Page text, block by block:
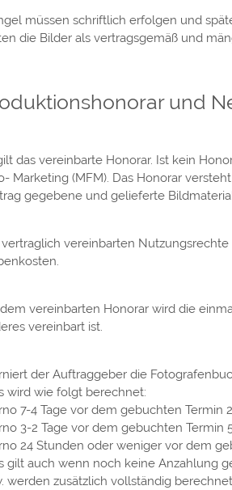
müssen schriftlich erfolgen und
die Bilder als vertragsgemäß und
und
das vereinbarte Honorar. Ist kein
Marketing (MFM). Das Honorar
gegebene und gelieferte
vertraglich vereinbarten
vereinbarten Honorar wird die
vereinbart ist.
der Auftraggeber die
wird wie folgt berechnet:
7-4 Tage vor dem gebuchten Termin
3-2 Tage vor dem gebuchten Termin
24 Stunden oder weniger vor dem
gilt auch wenn noch keine Anzahlung
werden zusätzlich vollständig